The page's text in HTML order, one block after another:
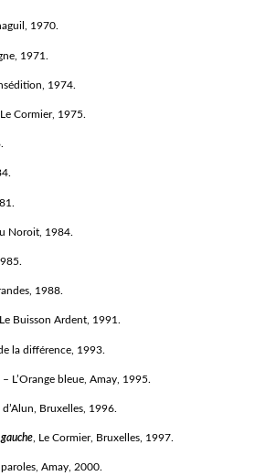
1970.
1971.
1974.
Cormier, 1975.
Noroit, 1984.
1988.
Buisson Ardent, 1991.
la différence, 1993.
– L’Orange bleue, Amay, 1995.
d’Alun, Bruxelles, 1996.
, Le Cormier, Bruxelles, 1997.
paroles, Amay, 2000.